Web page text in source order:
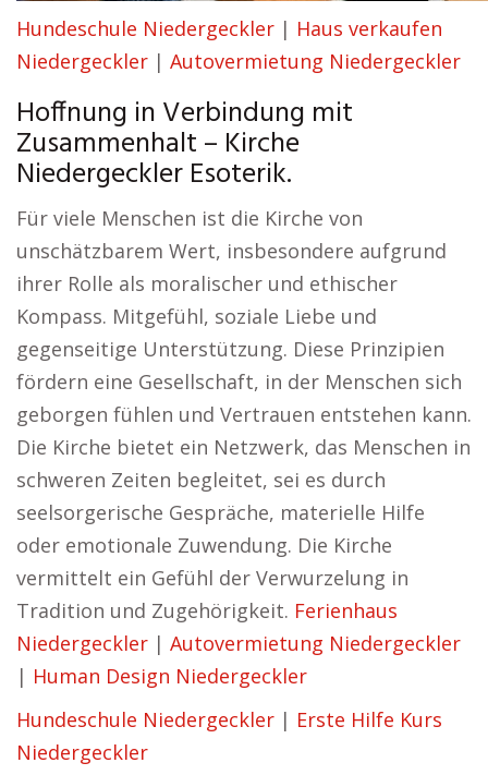
Hundeschule Niedergeckler | Haus verkaufen
Niedergeckler | Autovermietung Niedergeckler
Hoffnung in Verbindung mit
Zusammenhalt – Kirche
Niedergeckler Esoterik.
Für viele Menschen ist die Kirche von
unschätzbarem Wert, insbesondere aufgrund
ihrer Rolle als moralischer und ethischer
Kompass. Mitgefühl, soziale Liebe und
gegenseitige Unterstützung. Diese Prinzipien
fördern eine Gesellschaft, in der Menschen sich
geborgen fühlen und Vertrauen entstehen kann.
Die Kirche bietet ein Netzwerk, das Menschen in
schweren Zeiten begleitet, sei es durch
seelsorgerische Gespräche, materielle Hilfe
oder emotionale Zuwendung. Die Kirche
vermittelt ein Gefühl der Verwurzelung in
Tradition und Zugehörigkeit. Ferienhaus
Niedergeckler | Autovermietung Niedergeckler
| Human Design Niedergeckler
Hundeschule Niedergeckler | Erste Hilfe Kurs
Niedergeckler